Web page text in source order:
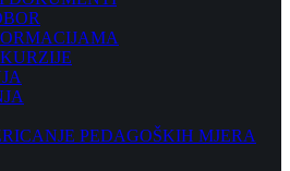
PEDAGOŠKIH MJERA